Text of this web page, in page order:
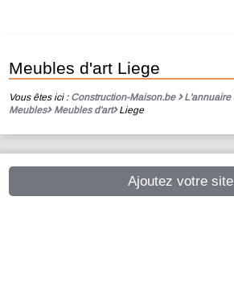
Meubles d'art Liege
Vous êtes ici : Construction-Maison.be L'annuaire
Meubles
Meubles d'art Liege
Ajoutez votre site